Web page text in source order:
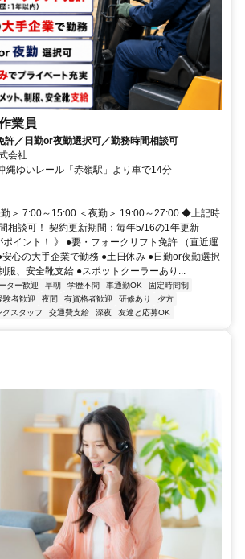
業員
許／日勤or夜勤選択可／勤務時間相談可
会社
縄ゆいレール「赤嶺駅」より車で14分
＞ 7:00～15:00 ＜夜勤＞ 19:00～27:00 ◆上記時
相談可！ 契約更新期間：毎年5/16の1年更新
イント！ 》 ●要・フォークリフト免許 （直近運
心の大手企業で勤務 ●土日休み ●日勤or夜勤選択
服、安全靴支給 ●スポットクーラーあり...
ター歓迎 早朝 学歴不問 車通勤OK
固定時間制
験者歓迎 夜間 有資格者歓迎 研修あり
夕方
グスタッフ 交通費支給 深夜 友達と応募OK